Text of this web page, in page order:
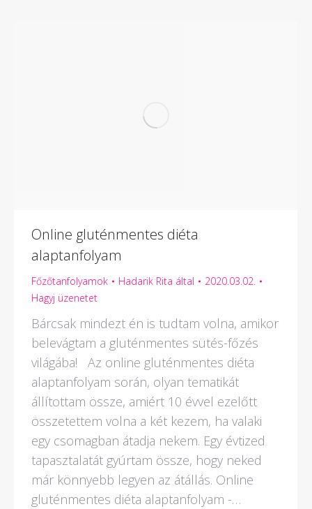
Online gluténmentes diéta
alaptanfolyam
Főzőtanfolyamok Hadarik Rita által
2020.03.02.
Hagyj üzenetet
Bárcsak mindezt én is tudtam volna, amikor
belevágtam a gluténmentes sütés-főzés
világába! Az online gluténmentes diéta
alaptanfolyam során, olyan tematikát
állítottam össze, amiért 10 évvel ezelőtt
összetettem volna a két kezem, ha valaki
egy csomagban átadja nekem. Egy évtized
tapasztalatát gyúrtam össze, hogy neked
már könnyebb legyen az átállás. Online
gluténmentes diéta alaptanfolyam -…